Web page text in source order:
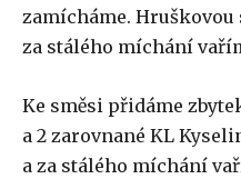
zamícháme. Hruškovou
za stálého míchání
Ke směsi přidáme
a 2 zarovnané KL
a za stálého míchání